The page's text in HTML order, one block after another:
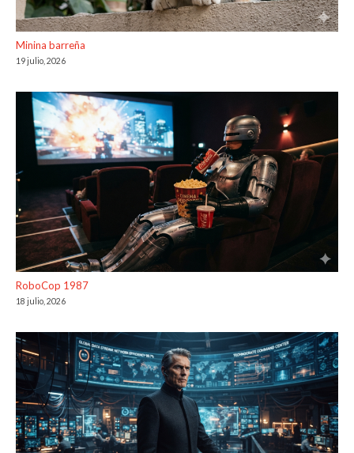
Minina barreña
19 julio, 2026
RoboCop 1987
18 julio, 2026